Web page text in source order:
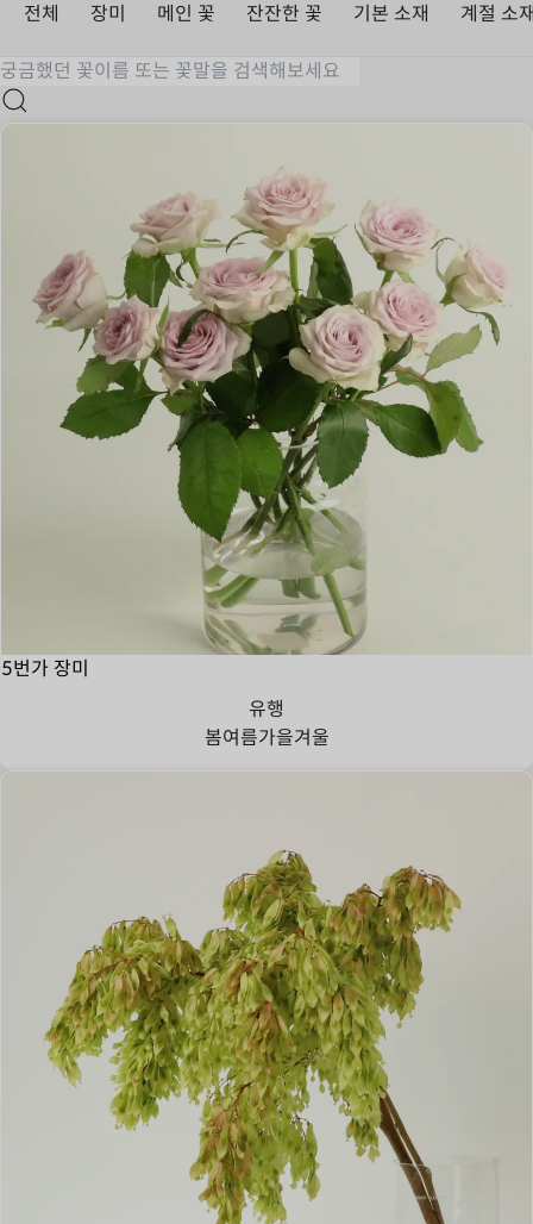
전체 장미 메인 꽃 잔잔한 꽃 기본 소재 계절 소
5번가 장미
유행
봄여름가을겨울